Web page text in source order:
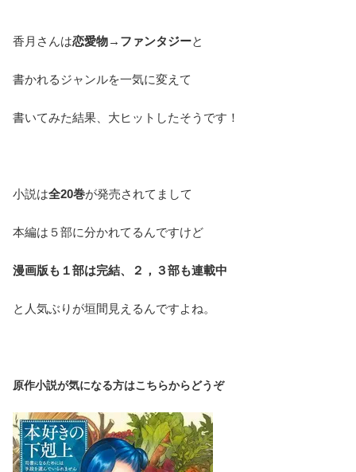
香月さんは恋愛物→ファンタジーと
書かれるジャンルを一気に変えて
書いてみた結果、大ヒットしたそうです！
小説は全20巻が発売されてまして
本編は５部に分かれてるんですけど
漫画版も１部は完結、２，３部も連載中
と人気ぶりが垣間見えるんですよね。
原作小説が気になる方はこちらからどうぞ